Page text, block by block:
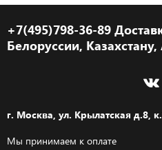
+7(495)798-36-89
Белоруссии,
г. Москва, ул. Крылатская д.8,
Мы принимаем к оплате